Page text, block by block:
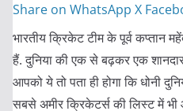
Share on WhatsApp X
भारतीय क्रिकेट टीम के पूर्व कप्तान
हैं. दुनिया की एक से बढ़कर एक
आपको ये तो पता ही होगा कि धोनी
सबसे अमीर क्रिकेटर्स की लिस्ट में